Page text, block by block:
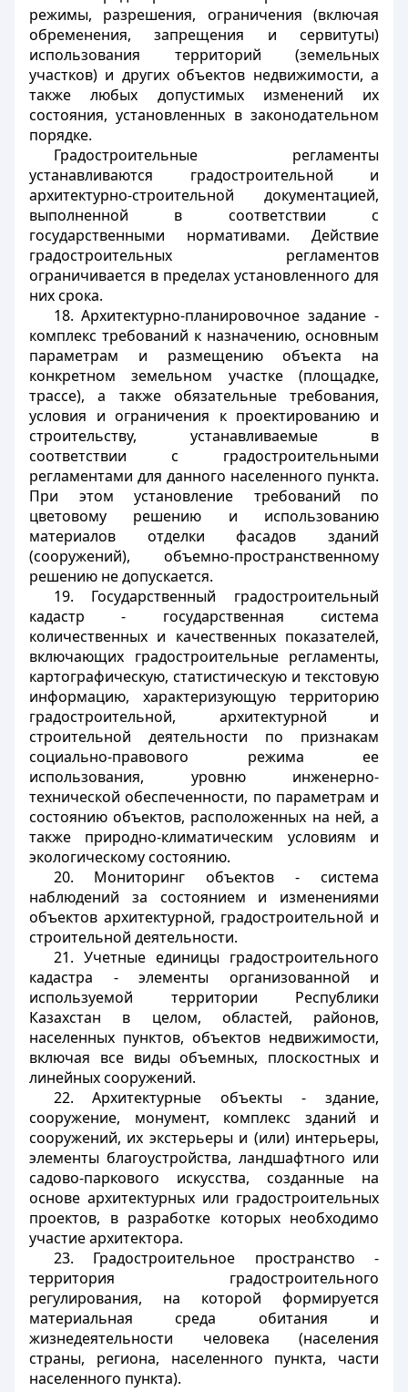
режимы, разрешения, ограничения (включая
обременения, запрещения и сервитуты)
использования территорий (земельных
участков) и других объектов недвижимости, а
также любых допустимых изменений их
состояния, установленных в законодательном
порядке.
Градостроительные регламенты
устанавливаются градостроительной и
архитектурно-строительной документацией,
выполненной в соответствии с
государственными нормативами. Действие
градостроительных регламентов
ограничивается в пределах установленного для
них срока.
18. Архитектурно-планировочное задание -
комплекс требований к назначению, основным
параметрам и размещению объекта на
конкретном земельном участке (площадке,
трассе), а также обязательные требования,
условия и ограничения к проектированию и
строительству, устанавливаемые в
соответствии с градостроительными
регламентами для данного населенного пункта.
При этом установление требований по
цветовому решению и использованию
материалов отделки фасадов зданий
(сооружений), объемно-пространственному
решению не допускается.
19. Государственный градостроительный
кадастр - государственная система
количественных и качественных показателей,
включающих градостроительные регламенты,
картографическую, статистическую и текстовую
информацию, характеризующую территорию
градостроительной, архитектурной и
строительной деятельности по признакам
социально-правового режима ее
использования, уровню инженерно-
технической обеспеченности, по параметрам и
состоянию объектов, расположенных на ней, а
также природно-климатическим условиям и
экологическому состоянию.
20. Мониторинг объектов - система
наблюдений за состоянием и изменениями
объектов архитектурной, градостроительной и
строительной деятельности.
21. Учетные единицы градостроительного
кадастра - элементы организованной и
используемой территории Республики
Казахстан в целом, областей, районов,
населенных пунктов, объектов недвижимости,
включая все виды объемных, плоскостных и
линейных сооружений.
22. Архитектурные объекты - здание,
сооружение, монумент, комплекс зданий и
сооружений, их экстерьеры и (или) интерьеры,
элементы благоустройства, ландшафтного или
садово-паркового искусства, созданные на
основе архитектурных или градостроительных
проектов, в разработке которых необходимо
участие архитектора.
23. Градостроительное пространство -
территория градостроительного
регулирования, на которой формируется
материальная среда обитания и
жизнедеятельности человека (населения
страны, региона, населенного пункта, части
населенного пункта).